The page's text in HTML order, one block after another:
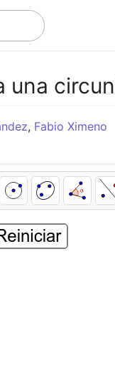
una
, Fabio Ximeno